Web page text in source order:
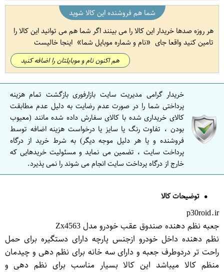
شما هم فروشنده این کالا شوید
هر روزه صدها خریدار این کالا را می بینند اگر شما هم می توانید این کالا را
تامین کنید واقعا جای
نام و شماره موبایل شما اینجا خالیست
هم اکنون نام و موبایلتان را اضافه کنید
خریدار گرامی مدیریت سایت بازارفوری بازگشت تمام هزینه
پرداختی شما را در صورت عدم رضایت به دلیل عدم مطابقت
کالای خریداری شده با کالای سفارش داده شده مانند (معیوب
بودن ، تفاوت رنگ یا سایز یا درخواست هزینه اضافه توسط
فروشنده و یا هر دلیل موجه دیگر) به شرط خرید از درگاه
پرداخت سایت ، تضمین می نماید و مسئولیت خریدهایی که
خارج از درگاه پرداخت سایت انجام می شوند را نمی پذیرد.
توضیحات کالا
p30roid.ir
جعبه نظم دهنده صندوق عقب خودرو مدل Zx4563
نظم دهنده داخل خودرو ازجنس پارچه دارای دستگیره برای حمل
راحت تر دردوطرف جعبه و دارای سه خانه برای نظم دهی و چیدمان
منظم کالا میباشد این کالا بسیار مناسب برای نظم دهی و